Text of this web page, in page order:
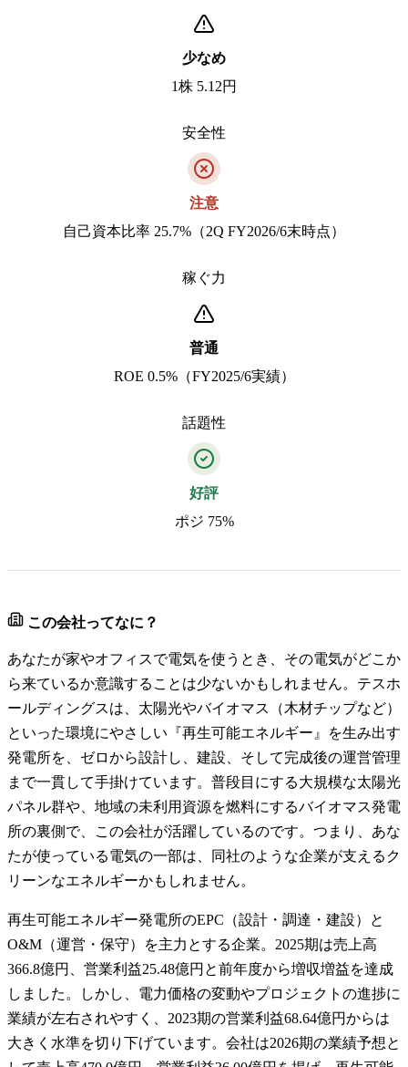
少なめ
1株 5.12円
安全性
注意
自己資本比率 25.7%（2Q FY2026/6末時点）
稼ぐ力
普通
ROE 0.5%（FY2025/6実績）
話題性
好評
ポジ 75%
この会社ってなに？
あなたが家やオフィスで電気を使うとき、その電気がどこか
ら来ているか意識することは少ないかもしれません。テスホ
ールディングスは、太陽光やバイオマス（木材チップなど）
といった環境にやさしい『再生可能エネルギー』を生み出す
発電所を、ゼロから設計し、建設、そして完成後の運営管理
まで一貫して手掛けています。普段目にする大規模な太陽光
パネル群や、地域の未利用資源を燃料にするバイオマス発電
所の裏側で、この会社が活躍しているのです。つまり、あな
たが使っている電気の一部は、同社のような企業が支えるク
リーンなエネルギーかもしれません。
再生可能エネルギー発電所のEPC（設計・調達・建設）と
O&M（運営・保守）を主力とする企業。2025期は売上高
366.8億円、営業利益25.48億円と前年度から増収増益を達成
しました。しかし、電力価格の変動やプロジェクトの進捗に
業績が左右されやすく、2023期の営業利益68.64億円からは
大きく水準を切り下げています。会社は2026期の業績予想と